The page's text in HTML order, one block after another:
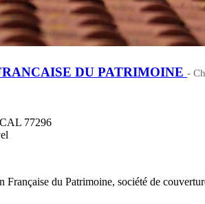
DU PATRIMOINE -
77296
Française du Patrimoine, société de